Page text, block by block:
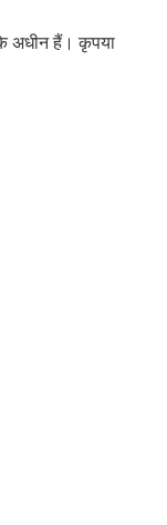
अधीन हैं। कृपया